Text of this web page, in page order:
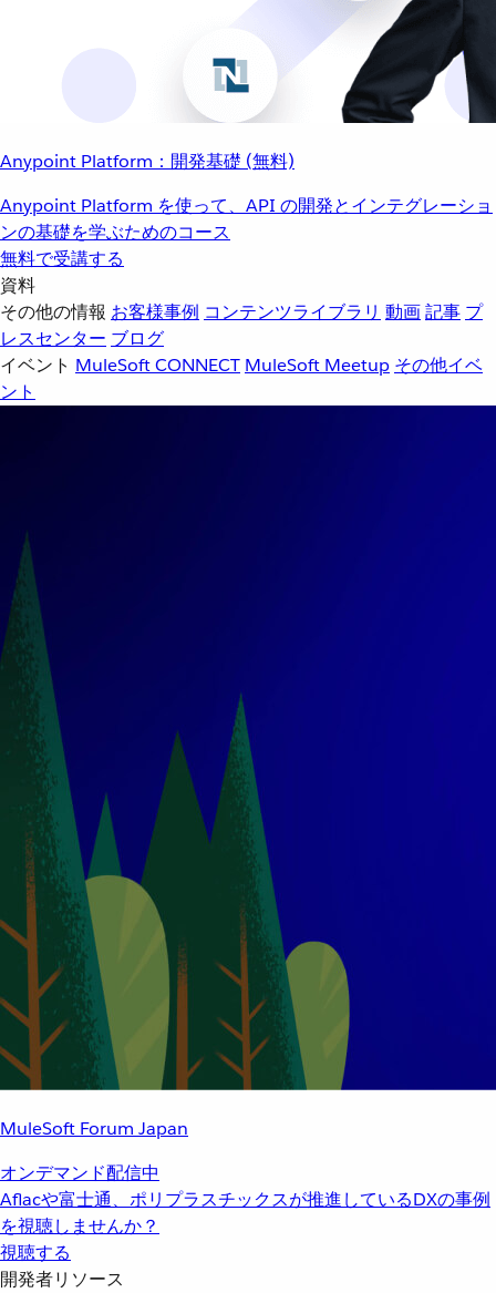
Anypoint Platform：開発基礎 (無料)
Anypoint Platform を使って、API の開発とインテグレーショ
ンの基礎を学ぶためのコース
無料で受講する
資料
その他の情報 お客様事例 コンテンツライブラリ 動画記事 プ
レスセンター ブログ
イベント MuleSoft CONNECT MuleSoft Meetup その他イベ
ント
MuleSoft Forum Japan
オンデマンド配信中
Aflacや富士通、ポリプラスチックスが推進しているDXの事例
を視聴しませんか？
視聴する
開発者リソース